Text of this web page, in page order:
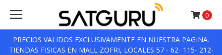
PRECIOS VALIDOS EXCLUSIVAMENTE EN NUESTRA PAGINA.
TIENDAS FISICAS EN MALL ZOFRI, LOCALES 57 - 62- 115- 212-
0